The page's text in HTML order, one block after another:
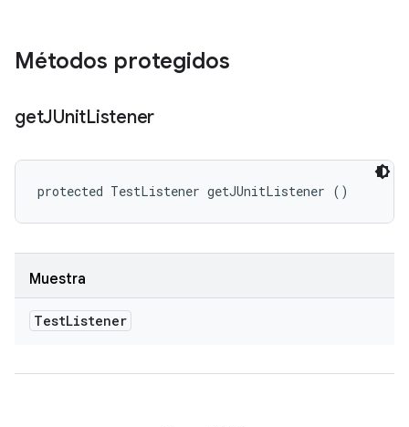
Métodos protegidos
getJUnitListener
protected TestListener getJUnitListener ()
Muestra
TestListener